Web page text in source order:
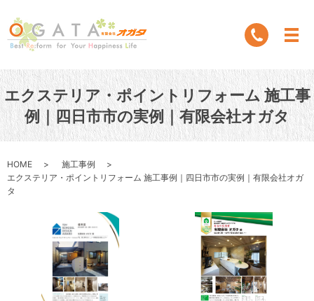
エクステリア・ポイントリフォーム 施工事
例｜四日市市の実例｜有限会社オガタ
HOME
施工事例
エクステリア・ポイントリフォーム 施工事例｜四日市市の実例｜有限会社オガ
タ